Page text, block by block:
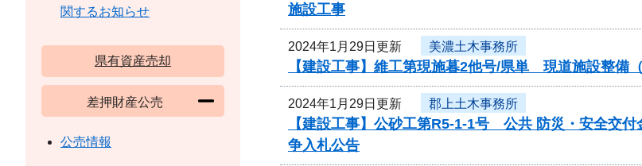
施設工事
2024年1月29日更新 美濃土木事務所
【建設工事】維工第現施暮2他号/県単 現道施設整備
2024年1月29日更新 郡上土木事務所
【建設工事】公砂工第R5-1-1号 公共 防災・安全交
争入札公告
関するお知らせ
県有資産売却
差押財産公売
公売情報